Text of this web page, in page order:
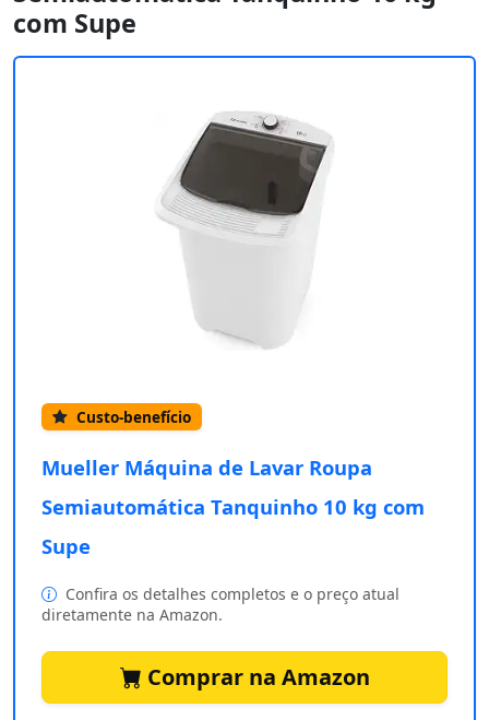
com Supe
Custo-benefício
Mueller Máquina de Lavar Roupa
Semiautomática Tanquinho 10 kg com
Supe
Confira os detalhes completos e o preço atual
diretamente na Amazon.
Comprar na Amazon